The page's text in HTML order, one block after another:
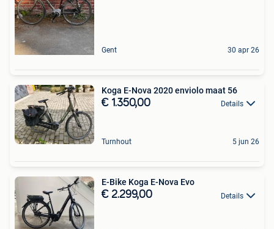
Gent 30 apr 26
Koga E-Nova 2020 enviolo maat 56
€ 1.350,00 Details
Turnhout 5 jun 26
E-Bike Koga E-Nova Evo
€ 2.299,00 Details